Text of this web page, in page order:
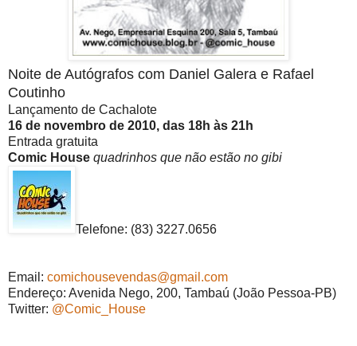
Noite de Autógrafos com Daniel Galera e Rafael
Coutinho
Lançamento de Cachalote
16 de novembro de 2010, das 18h às 21h
Entrada gratuita
Comic House quadrinhos que não estão no gibi
Telefone: (83) 3227.0656
Email: comichousevendas@gmail.com
Endereço: Avenida Nego, 200, Tambaú (João Pessoa-PB)
Twitter: @Comic_House